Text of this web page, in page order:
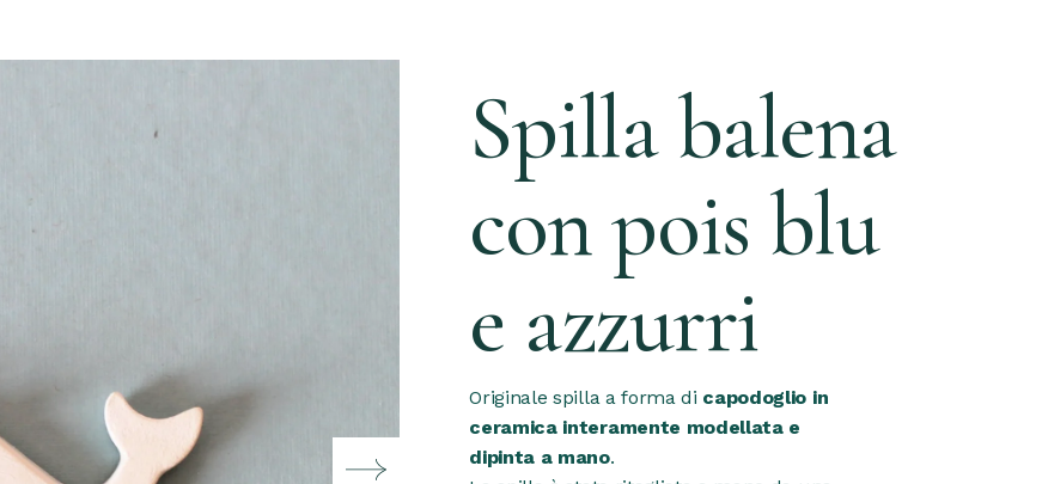
Spilla balena
con pois blu
e azzurri
Originale spilla a forma di capodoglio in
ceramica interamente modellata e
dipinta a mano.